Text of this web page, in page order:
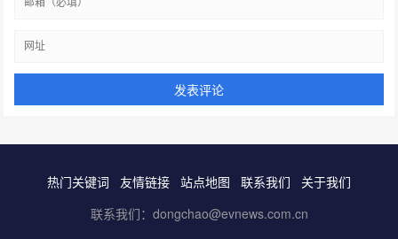
热门关键词 友情链接 站点地图 联系我们
关于我们
联系我们：dongchao@evnews.com.cn